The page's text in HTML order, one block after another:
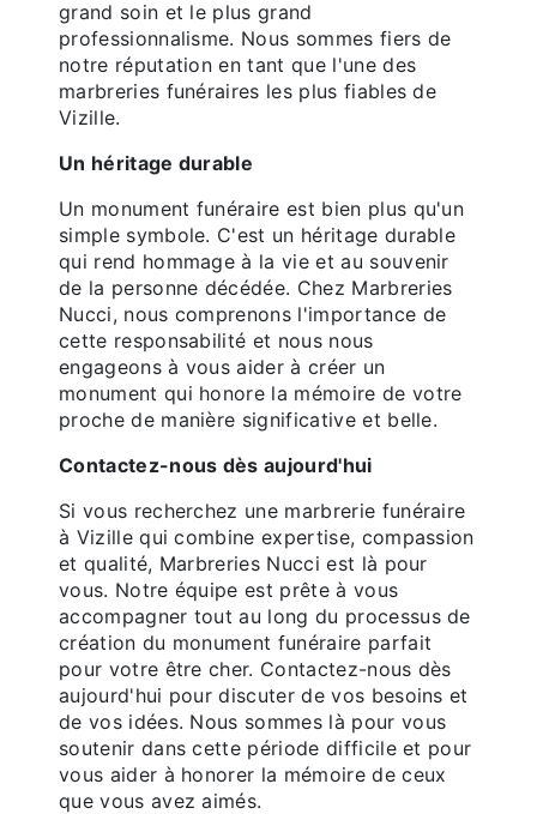
grand soin et le plus grand
professionnalisme. Nous sommes fiers de
notre réputation en tant que l'une des
marbreries funéraires les plus fiables de
Vizille.
Un héritage durable
Un monument funéraire est bien plus qu'un
simple symbole. C'est un héritage durable
qui rend hommage à la vie et au souvenir
de la personne décédée. Chez Marbreries
Nucci, nous comprenons l'importance de
cette responsabilité et nous nous
engageons à vous aider à créer un
monument qui honore la mémoire de votre
proche de manière significative et belle.
Contactez-nous dès aujourd'hui
Si vous recherchez une marbrerie funéraire
à Vizille qui combine expertise, compassion
et qualité, Marbreries Nucci est là pour
vous. Notre équipe est prête à vous
accompagner tout au long du processus de
création du monument funéraire parfait
pour votre être cher. Contactez-nous dès
aujourd'hui pour discuter de vos besoins et
de vos idées. Nous sommes là pour vous
soutenir dans cette période difficile et pour
vous aider à honorer la mémoire de ceux
que vous avez aimés.